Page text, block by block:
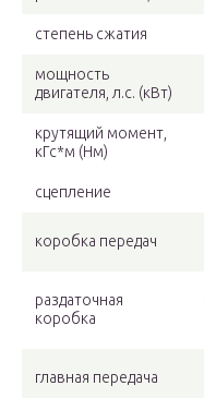
степень сжатия
мощность
двигателя, л.с. (кВт)
крутящий момент,
кГс*м (Нм)
сцепление
коробка передач
раздаточная
коробка
главная передача